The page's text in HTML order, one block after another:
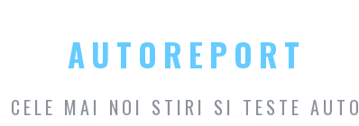
AUTOREPORT
CELE MAI NOI STIRI SI TESTE AUTO